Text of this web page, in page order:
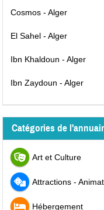
Cosmos - Alger
El Sahel - Alger
Ibn Khaldoun - Alger
Ibn Zaydoun - Alger
Catégories de
Art et Culture
Attractions -
Hébergement